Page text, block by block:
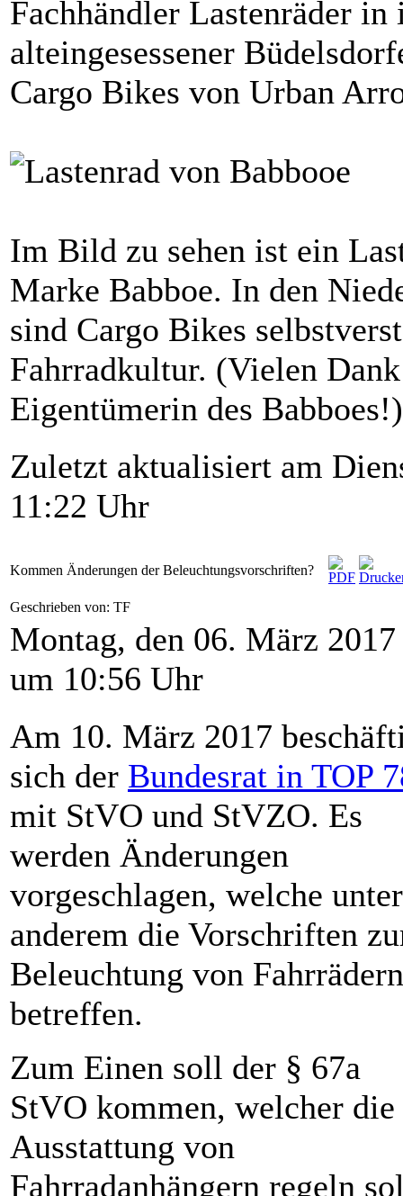
Fachhändler Lastenräder
alteingesessener
Cargo Bikes von Urban
Im Bild zu sehen ist ein
Marke Babboe. In den
sind Cargo Bikes
Fahrradkultur. (Vielen
Eigentümerin des Babboes!)
Zuletzt aktualisiert am
11:22 Uhr
Kommen Änderungen der Beleuchtungsvorschriften?
Geschrieben von: TF
Montag, den 06. März 2017
um 10:56 Uhr
Am 10. März 2017
sich der Bundesrat in TOP
mit StVO und StVZO. Es
werden Änderungen
vorgeschlagen, welche unter
anderem die Vorschriften
Beleuchtung von Fahrrädern
betreffen.
Zum Einen soll der § 67a
StVO kommen, welcher die
Ausstattung von
Fahrradanhängern regeln